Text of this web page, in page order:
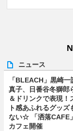
ニュース
「BLEACH」黒崎
真子、日番谷冬獅郎
＆ドリンクで表現！
ト感あふれるグッズ
ない☆ 「洒落CAFE
カフェ開催